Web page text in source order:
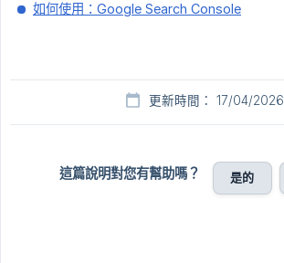
如何使用：Google Search Console
更新時間： 17/04/2026
這篇說明對您有幫助嗎？ 是的